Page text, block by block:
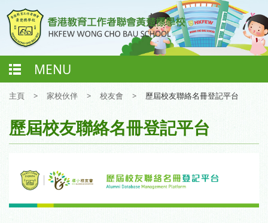
MENU
主頁 > 家校伙伴 > 校友會 > 歷屆校友聯絡名冊登記平台
歷屆校友聯絡名冊登記平台